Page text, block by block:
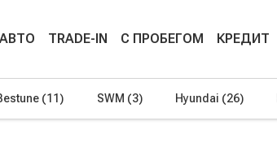
TRADE-IN С ПРОБЕГОМ КРЕДИТ
(11) SWM (3) Hyundai (26)